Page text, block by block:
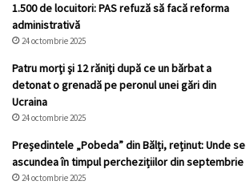
1.500 de locuitori: PAS refuză să facă reforma
administrativă
24 octombrie 2025
Patru morţi şi 12 răniţi după ce un bărbat a
detonat o grenadă pe peronul unei gări din
Ucraina
24 octombrie 2025
Președintele „Pobeda” din Bălți, reținut: Unde se
ascundea în timpul perchezițiilor din septembrie
24 octombrie 2025